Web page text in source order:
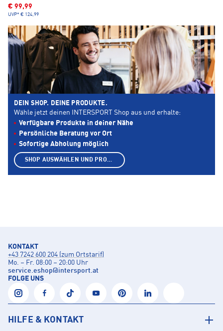
€ 99,99
UVP* € 124,99
DEIN SHOP. DEINE PRODUKTE.
Wähle jetzt deinen INTERSPORT Shop aus und erhalte:
Verfügbare Produkte in deiner Nähe
Persönliche Beratung vor Ort
Sofortige Abholung möglich
SHOP AUSWÄHLEN UND PRODUKTE ANZEIGEN
KONTAKT
+43 7242 600 204 (zum Ortstarif)
Mo. – Fr. 08:00 – 20:00 Uhr
service.eshop@intersport.at
FOLGE UNS
HILFE & KONTAKT